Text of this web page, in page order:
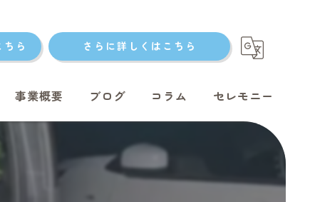
ら さらに詳しくはこちら
事業概要 ブログ コラム セレモニー